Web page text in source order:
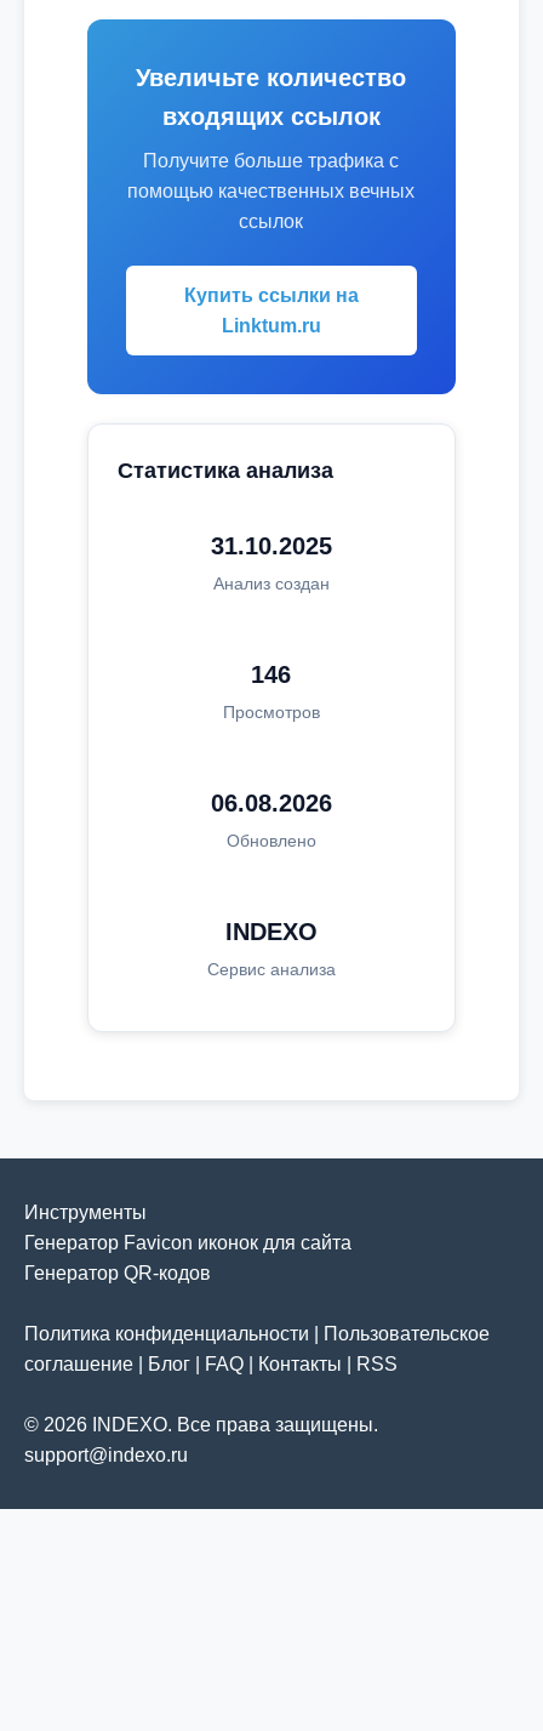
Увеличьте количество
входящих ссылок
Получите больше трафика с
помощью качественных вечных
ссылок
Купить ссылки на
Linktum.ru
Статистика анализа
31.10.2025
Анализ создан
146
Просмотров
06.08.2026
Обновлено
INDEXO
Сервис анализа
Инструменты
Генератор Favicon иконок для сайта
Генератор QR-кодов
Политика конфиденциальности
Пользовательское
соглашение
Блог FAQ Контакты RSS
© 2026 INDEXO. Все права защищены.
support@indexo.ru